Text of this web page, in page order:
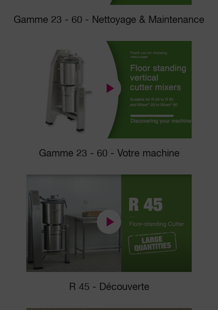
Gamme 23 - 60 - Nettoyage & Maintenance
Gamme 23 - 60 - Votre machine
R 45 - Découverte